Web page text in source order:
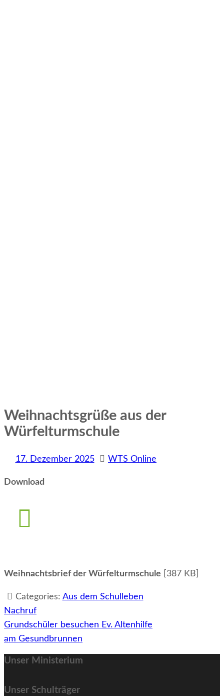
Weihnachtsgrüße aus der
Würfelturmschule
17. Dezember 2025 WTS Online
Download
Weihnachtsbrief der Würfelturmschule [387 KB]
Categories: Aus dem Schulleben
Beitragsnavigation
Nachruf
Grundschüler besuchen Ev. Altenhilfe
am Gesundbrunnen
Unser Ministerium
Unser Schulträger